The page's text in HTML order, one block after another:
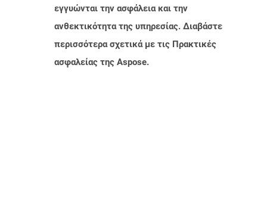
εγγυώνται την ασφάλεια και την
ανθεκτικότητα της υπηρεσίας. Διαβάστε
περισσότερα σχετικά με τις Πρακτικές
ασφαλείας της Aspose.